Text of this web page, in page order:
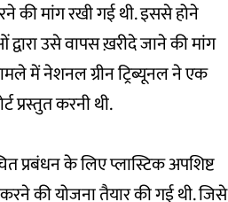
की मांग रखी गई थी. इससे होने
उसे वापस ख़रीदे जाने की मांग
में नेशनल ग्रीन ट्रिब्यूनल ने एक
प्रस्तुत करनी थी.
प्रबंधन के लिएप्लास्टिक अपशिष्ट
की योजना तैयार की गई थी. जिसे